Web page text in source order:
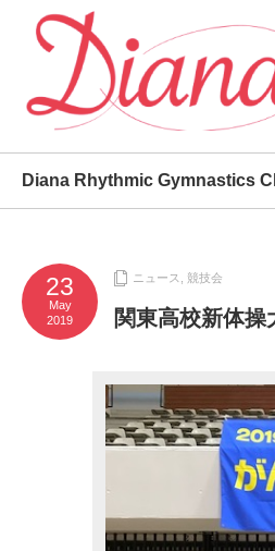
Diana Rhythmic Gymnastics
23
May
2019
ニュース 競技会
関東高校新体操